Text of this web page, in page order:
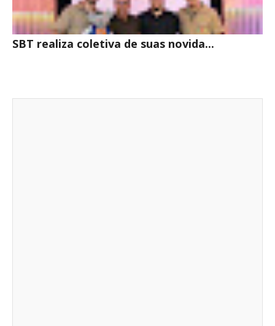
SBT realiza coletiva de suas novida...